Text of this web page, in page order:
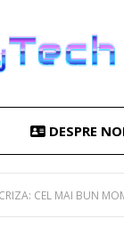
DESPRE
CRIZA: CEL MAI BUN